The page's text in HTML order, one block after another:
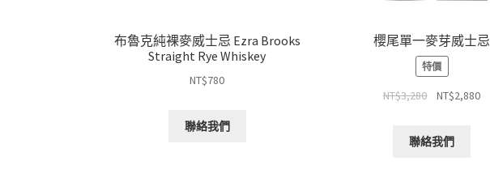
布魯克純裸麥威士忌 Ezra Brooks
Straight Rye Whiskey
NT$780
聯絡我們
櫻尾單一麥芽威士忌
特價
NT$3,280 NT$2,880
聯絡我們